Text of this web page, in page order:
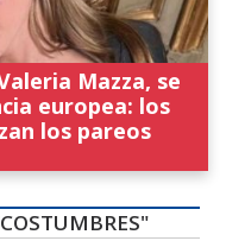
Mazza, se
europea: los
los pareos